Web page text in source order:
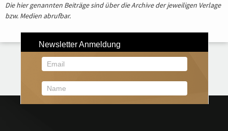
Die hier genannten Beiträge sind über die Archive der jeweiligen Verlage
bzw. Medien abrufbar.